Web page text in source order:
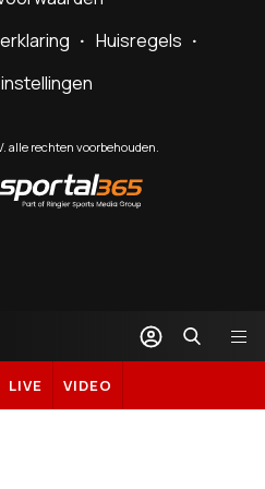
Huisregels
alle rechten voorbehouden.
by
Sportal365
LIVE VIDEO